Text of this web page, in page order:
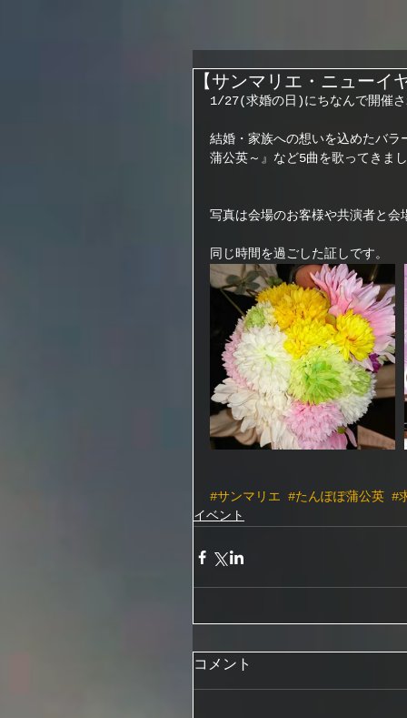
【サンマリエ・ニュー
1/27(求婚の日)にちなんで開催
結婚・家族への想いを込めたバ
蒲公英～』など5曲を歌ってきま
写真は会場のお客様や共演者と
同じ時間を過ごした証しです。
#サンマリエ #たんぽぽ蒲公英 #
イベント
コメント